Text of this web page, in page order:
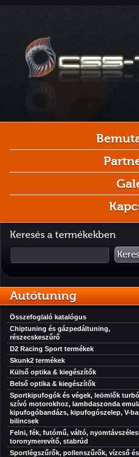
Keresés a termékekben
Autótuning
Összefoglaló katalógus
Chiptuning és gázpedáltuning,
részecskeszűrő
D2 Racing Sport termékek
Skunk2 termékek
Külső optika & kiegészítők
Belső optika & kiegészítők
Sportkipufogók és végek, leömlők
szívó motorokhoz, lambdaszonda
kipufogóbandázs, kipufogószelep, V-
bilincsek
Felni, fék, futómű, váltó,
toronymerevítő, stabrúd
Sportlégszűrők, pollenszűrők, vízcső és